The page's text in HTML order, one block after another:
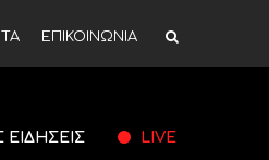
ΕΠΙΚΟΙΝΩΝΙΑ
ΕΙΔΗΣΕΙΣ LIVE